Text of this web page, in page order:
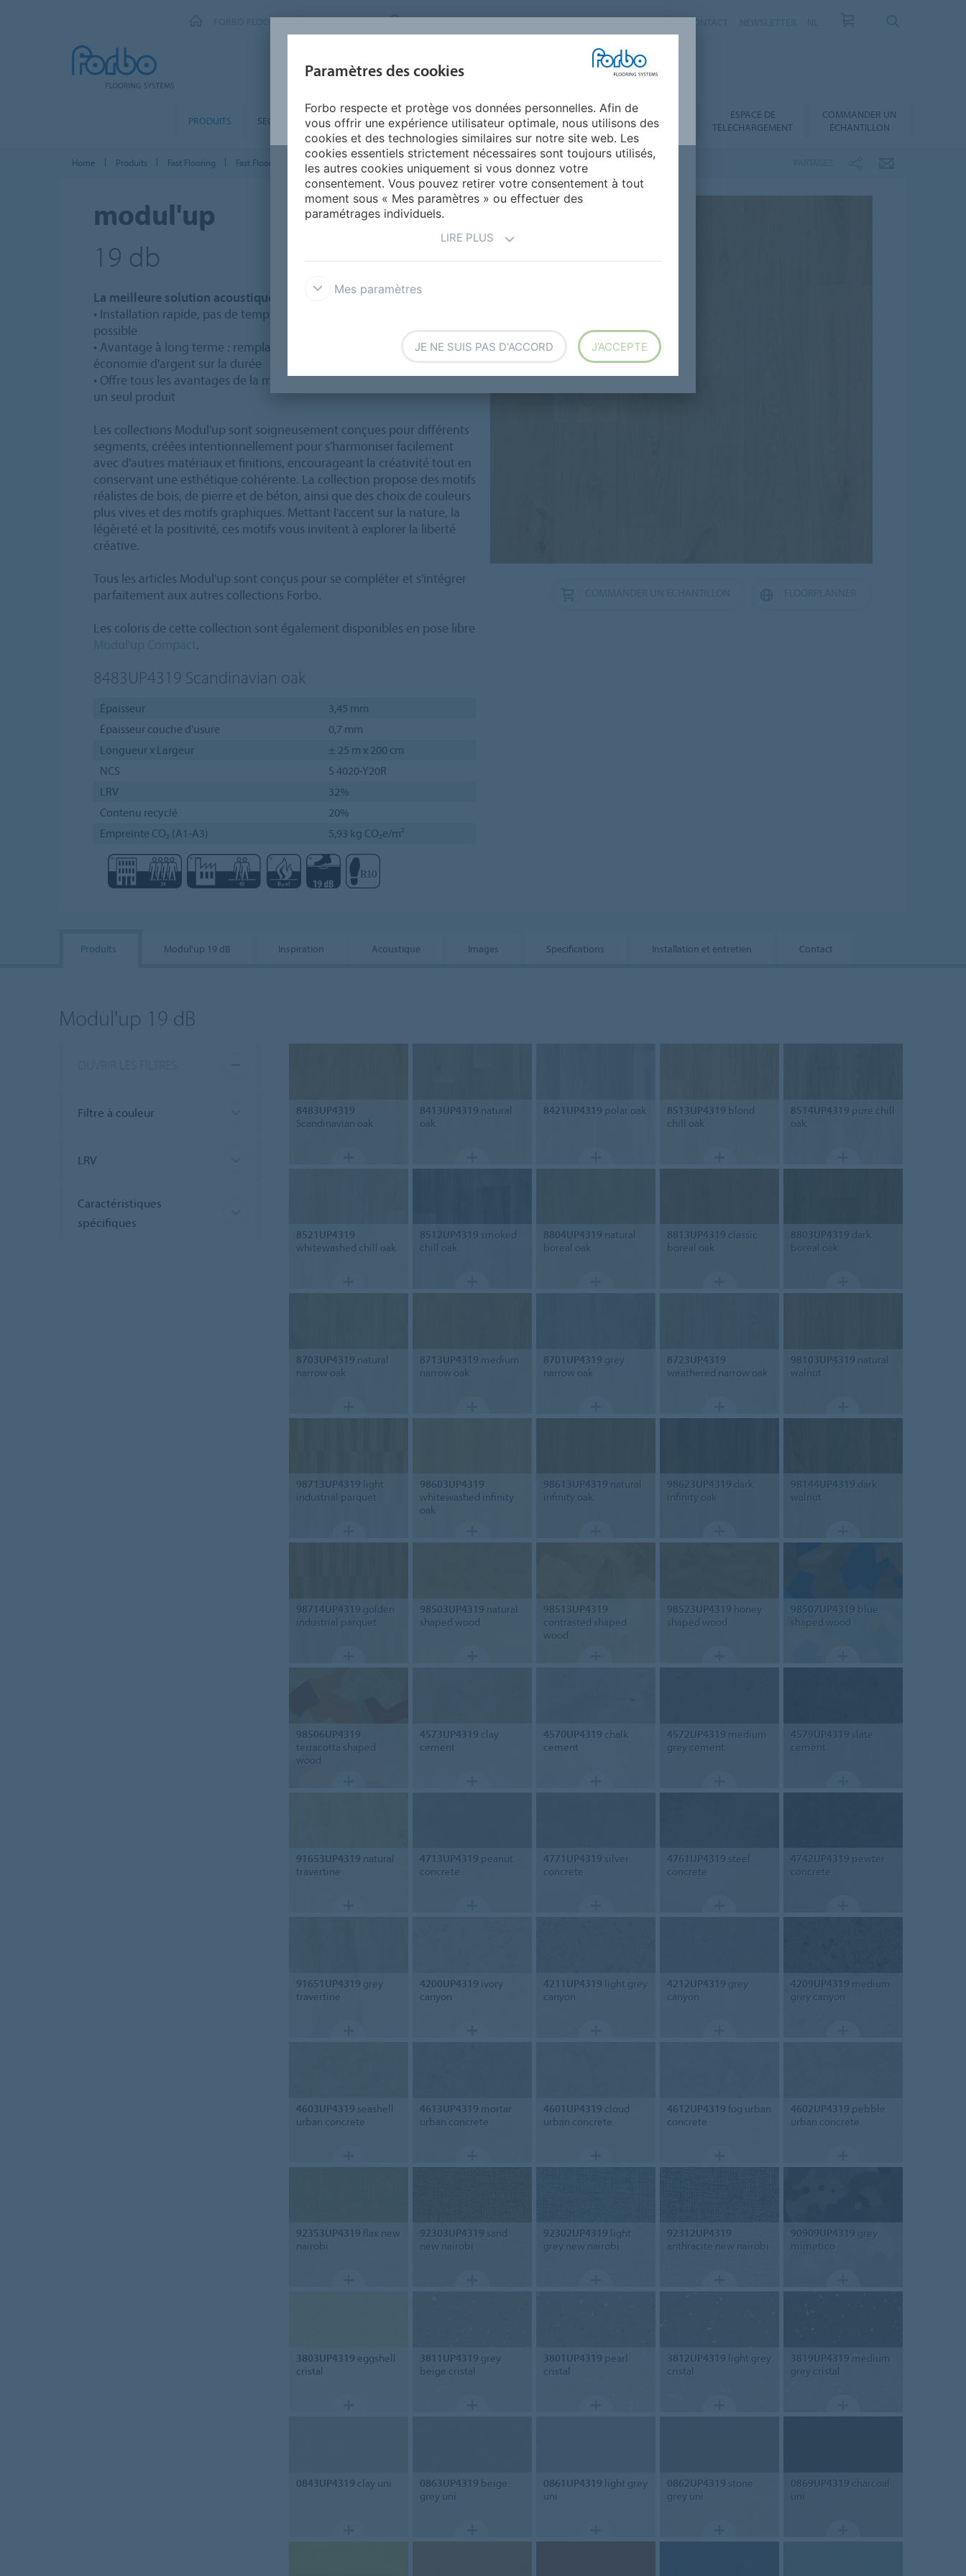
FORBO FLOORING SYSTEMS BELGIUM
PRODUITS SEGMENTS
INSPIRATION &
RÉFÉRENCES
DURABILITÉ
INSTALLATION &
ENTRETIEN
AIDE AU CHOIX
ESPACE DE
TÉLÉCHARGEMENT
COMMANDER UN
ÉCHANTILLON
Home Produits Fast Flooring Fast Flooring en lés Modul'up 19 dB vinyle en pose libre
modul'up
19 db
La meilleure solution acoustique entièrement en pose libre
• Installation rapide, pas de temps d'arrêt, utilisation immédiate
possible
• Avantage à long terme : remplacement et retrait très rapides,
économie d'argent sur la durée
• Offre tous les avantages de la meilleure performance acoustique en
un seul produit
Les collections Modul'up sont soigneusement conçues pour différents
segments, créées intentionnellement pour s'harmoniser facilement
avec d'autres matériaux et finitions, encourageant la créativité tout en
conservant une esthétique cohérente. La collection propose des motifs
réalistes de bois, de pierre et de béton, ainsi que des choix de couleurs
plus vives et des motifs graphiques. Mettant l'accent sur la nature, la
légèreté et la positivité, ces motifs vous invitent à explorer la liberté
créative.
Tous les articles Modul'up sont conçus pour se compléter et s'intégrer
parfaitement aux autres collections Forbo.
Les coloris de cette collection sont également disponibles en pose libre
.
8483UP4319 Scandinavian oak
Épaisseur
3,45 mm
Épaisseur couche d'usure
0,7 mm
Longueur x Largeur
± 25 m x 200 cm
NCS
S 4020-Y20R
LRV
32%
Contenu recyclé
20%
Empreinte CO₂ (A1-A3)
5,93 kg CO₂e/m²
Produits Modul'up 19 dB Inspiration Acoustique Images Specifications Installation et entretien Contact
Modul'up 19 dB
Filtre à couleur
LRV
Caractéristiques
spécifiques
8483UP4319
Scandinavian oak
8413UP4319 natural
oak
8421UP4319 polar oak 8513UP4319 blond
chill oak
8514UP4319 pure chill
oak
8521UP4319
whitewashed chill oak
8512UP4319 smoked
chill oak
8804UP4319 natural
boreal oak
8813UP4319 classic
boreal oak
8803UP4319 dark
boreal oak
8703UP4319 natural
narrow oak
8713UP4319 medium
narrow oak
8701UP4319 grey
narrow oak
8723UP4319
weathered narrow oak
98103UP4319 natural
walnut
98713UP4319 light
industrial parquet
98603UP4319
whitewashed infinity
oak
98613UP4319 natural
infinity oak
98623UP4319 dark
infinity oak
98144UP4319 dark
walnut
98714UP4319 golden
industrial parquet
98503UP4319 natural
shaped wood
98513UP4319
contrasted shaped
wood
98523UP4319 honey
shaped wood
98507UP4319 blue
shaped wood
98506UP4319
terracotta shaped
wood
4573UP4319 clay
cement
4570UP4319 chalk
cement
4572UP4319 medium
grey cement
4579UP4319 slate
cement
91653UP4319 natural
travertine
4713UP4319 peanut
concrete
4771UP4319 silver
concrete
4761UP4319 steel
concrete
4742UP4319 pewter
concrete
91651UP4319 grey
travertine
4200UP4319 ivory
canyon
4211UP4319 light grey
canyon
4212UP4319 grey
canyon
4209UP4319 medium
grey canyon
4603UP4319 seashell
urban concrete
4613UP4319 mortar
urban concrete
4601UP4319 cloud
urban concrete
4612UP4319 fog urban
concrete
4602UP4319 pebble
urban concrete
92353UP4319 flax new
nairobi
92303UP4319 sand
new nairobi
92302UP4319 light
grey new nairobi
92312UP4319
anthracite new nairobi
90909UP4319 grey
mimetico
3803UP4319 eggshell
cristal
3811UP4319 grey
beige cristal
3801UP4319 pearl
cristal
3812UP4319 light grey
cristal
3819UP4319 medium
grey cristal
0843UP4319 clay uni 0863UP4319 beige
grey uni
0861UP4319 light grey
uni
0862UP4319 stone
grey uni
0869UP4319 charcoal
uni
Paramètres des cookies
Forbo respecte et protège vos données personnelles. Afin de
vous offrir une expérience utilisateur optimale, nous utilisons des
cookies et des technologies similaires sur notre site web. Les
cookies essentiels strictement nécessaires sont toujours utilisés,
les autres cookies uniquement si vous donnez votre
consentement. Vous pouvez retirer votre consentement à tout
moment sous « Mes paramètres » ou effectuer des
paramétrages individuels.
LIRE PLUS
Mes paramètres
JE NE SUIS PAS D'ACCORD J’ACCEPTE